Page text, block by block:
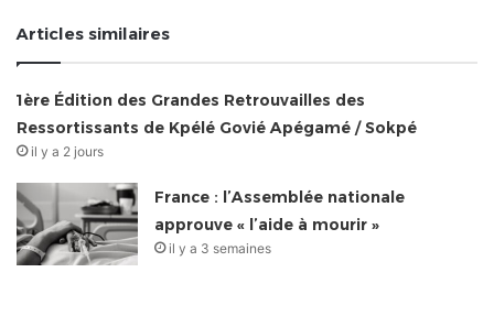
Articles similaires
1ère Édition des Grandes Retrouvailles des
Ressortissants de Kpélé Govié Apégamé / Sokpé
il y a 2 jours
France : l’Assemblée nationale
approuve « l’aide à mourir »
il y a 3 semaines